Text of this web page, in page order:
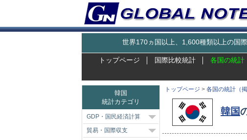
世界170ヵ国以上、1,600種類以上の国
トップページ 国際比較統計 各国の統計
トップページ > 各国の統計（
韓国
韓国
統計カテゴリ
GDP・国民経済計算
貿易・国際収支